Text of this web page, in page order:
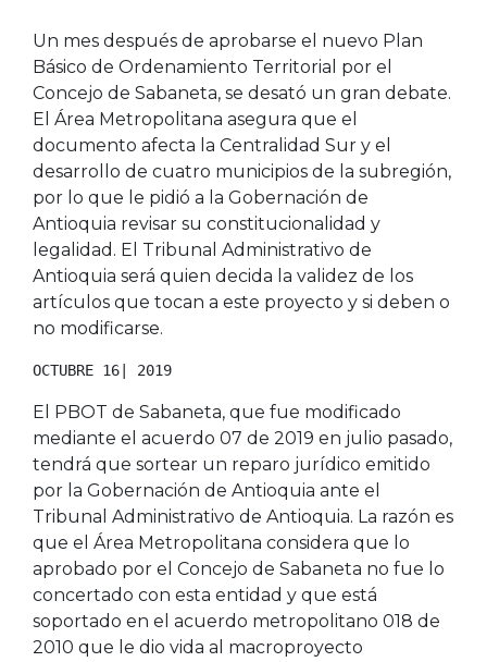
Un mes después de aprobarse el nuevo Plan
Básico de Ordenamiento Territorial por el
Concejo de Sabaneta, se desató un gran debate.
El Área Metropolitana asegura que el
documento afecta la Centralidad Sur y el
desarrollo de cuatro municipios de la subregión,
por lo que le pidió a la Gobernación de
Antioquia revisar su constitucionalidad y
legalidad. El Tribunal Administrativo de
Antioquia será quien decida la validez de los
artículos que tocan a este proyecto y si deben o
no modificarse.
OCTUBRE 16| 2019
El PBOT de Sabaneta, que fue modificado
mediante el acuerdo 07 de 2019 en julio pasado,
tendrá que sortear un reparo jurídico emitido
por la Gobernación de Antioquia ante el
Tribunal Administrativo de Antioquia. La razón es
que el Área Metropolitana considera que lo
aprobado por el Concejo de Sabaneta no fue lo
concertado con esta entidad y que está
soportado en el acuerdo metropolitano 018 de
2010 que le dio vida al macroproyecto